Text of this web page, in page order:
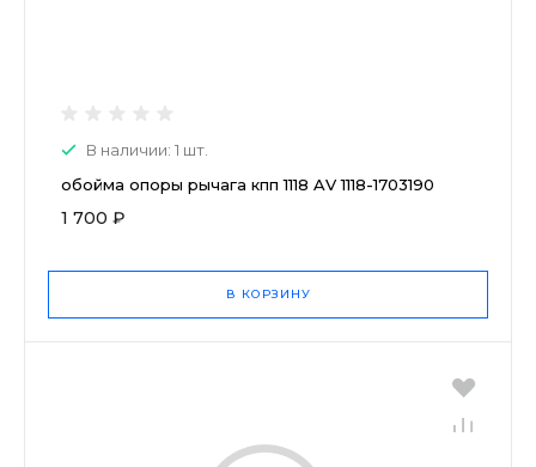
В наличии: 1 шт.
обойма опоры рычага кпп 1118 AV 1118-1703190
1 700 ₽
В КОРЗИНУ